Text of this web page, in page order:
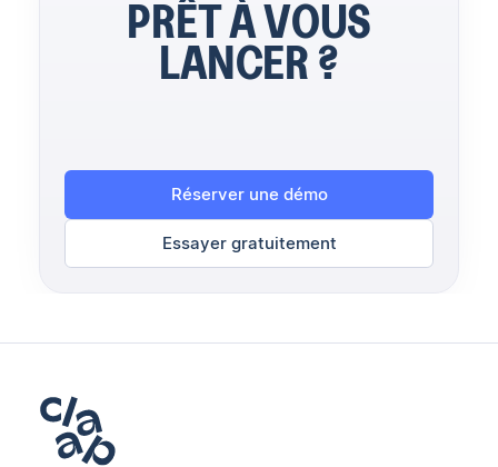
PRÊT À VOUS
LANCER ?
Réserver une démo
Essayer gratuitement